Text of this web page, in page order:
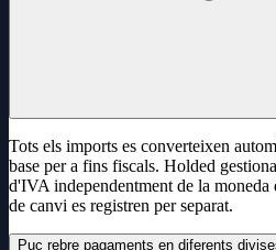
Tots els imports es converteixen
base per a fins fiscals. Holded
d'IVA independentment de la
de canvi es registren per separat.
Puc rebre pagaments en diferents